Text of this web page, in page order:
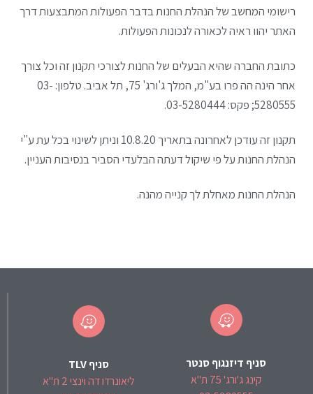
רישומי המחשב של הנהלת החנות בדבר הפעולות המתבצעות דרך
האתר יהוו ראיה לכאורה לנכונות הפעולות.
כתובת החברה שהיא הבעלים של החנות לצורכי תקנון זה וכל צורך
אחר הינה הה פרו בע"מ, המלך ג'ורג' 75, תל אביב. טלפון: 03-
5280555; פקס: 03-5280444.
תקנון זה עודכן לאחרונה בתאריך 10.8.20 וניתן לשינוי בכל עת ע"י
הנהלת החנות על פי שיקול דעתה הבלעדי הסביר בנסיבות העניין.
הנהלת החנות מאחלת לך קנייה מהנה.
סניף דיזנגוף סנטר
קינג ג'ורג' 75 ת"א
סניף TLV
ליאונרדו דה וינצי 2 ת"א